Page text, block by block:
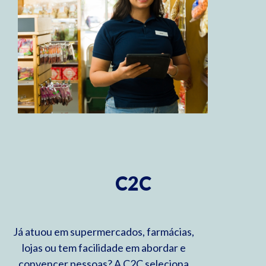
C2C
Já atuou em supermercados, farmácias,
lojas ou tem facilidade em abordar e